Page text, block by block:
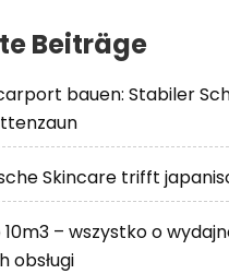
Beiträge
bauen: Stabiler
Skincare trifft
– wszystko o
obsługi